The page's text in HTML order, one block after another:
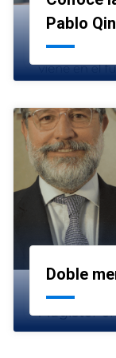
Pablo Qin
Doble